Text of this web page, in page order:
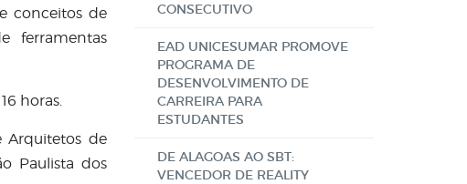
conceitos de
ferramentas
horas.
Arquitetos de
Paulista dos
CONSECUTIVO
EAD UNICESUMAR PROMOVE
PROGRAMA DE
DESENVOLVIMENTO DE
CARREIRA PARA
ESTUDANTES
DE ALAGOAS AO SBT:
VENCEDOR DE REALITY